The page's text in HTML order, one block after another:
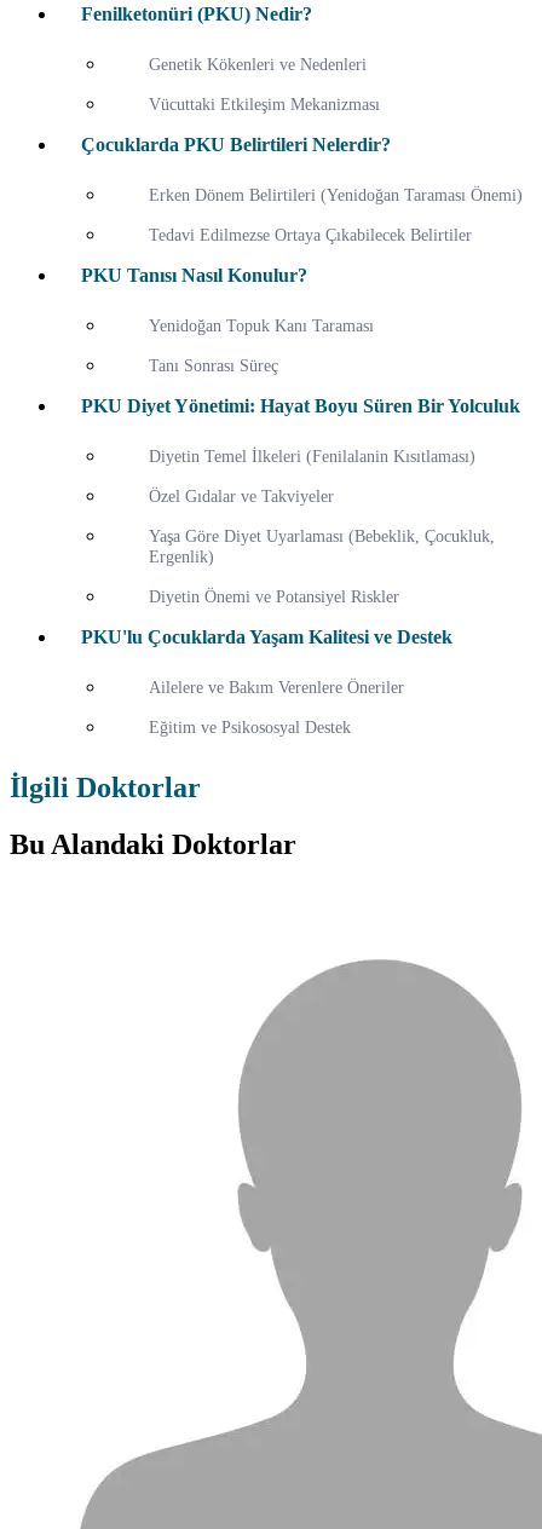
Fenilketonüri (PKU) Nedir?
Genetik Kökenleri ve Nedenleri
Vücuttaki Etkileşim Mekanizması
Çocuklarda PKU Belirtileri Nelerdir?
Erken Dönem Belirtileri (Yenidoğan Taraması Önemi)
Tedavi Edilmezse Ortaya Çıkabilecek Belirtiler
PKU Tanısı Nasıl Konulur?
Yenidoğan Topuk Kanı Taraması
Tanı Sonrası Süreç
PKU Diyet Yönetimi: Hayat Boyu Süren Bir Yolculuk
Diyetin Temel İlkeleri (Fenilalanin Kısıtlaması)
Özel Gıdalar ve Takviyeler
Yaşa Göre Diyet Uyarlaması (Bebeklik, Çocukluk,
Ergenlik)
Diyetin Önemi ve Potansiyel Riskler
PKU'lu Çocuklarda Yaşam Kalitesi ve Destek
Ailelere ve Bakım Verenlere Öneriler
Eğitim ve Psikososyal Destek
İlgili Doktorlar
Bu Alandaki Doktorlar